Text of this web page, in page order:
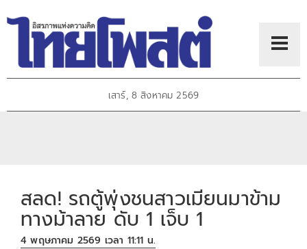
เสาร์, 8 สิงหาคม 2569
สลด! รถตู้พุ่งชนสาวเมียนมาข้าม
ทางม้าลาย ดับ 1 เจ็บ 1
4 พฤษภาคม 2569 เวลา 11:11 น.